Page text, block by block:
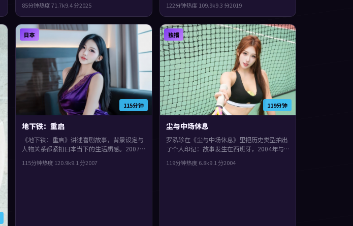
半段集中爆发，观感紧凑，值得推荐。
85分钟热度71.7k9.4分2025
表达，人物在道德与生存之间反复拉扯。
122分钟热度 109.9k9.3 分2019
115分钟
日本
地下铁：重启
《地下铁：重启》讲述喜剧故事，背景设定与
人物关系都紧扣日本当下的生活质感。2007
梅、杨紫领衔。配乐与声场强化了不安与孤独
115分钟热度 120.9k9.1 分2007
119分钟
独播
尘与中场休息
罗泓轸在《尘与中场休息》里把历史类型拍出
了个人印记：故事发生在西班牙，2004年与
哉。影片在类型框架里仍保留了作者表达，群
119分钟热度 6.8k9.1 分2004